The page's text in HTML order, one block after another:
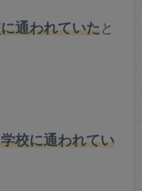
通われていたと
校に通われてい